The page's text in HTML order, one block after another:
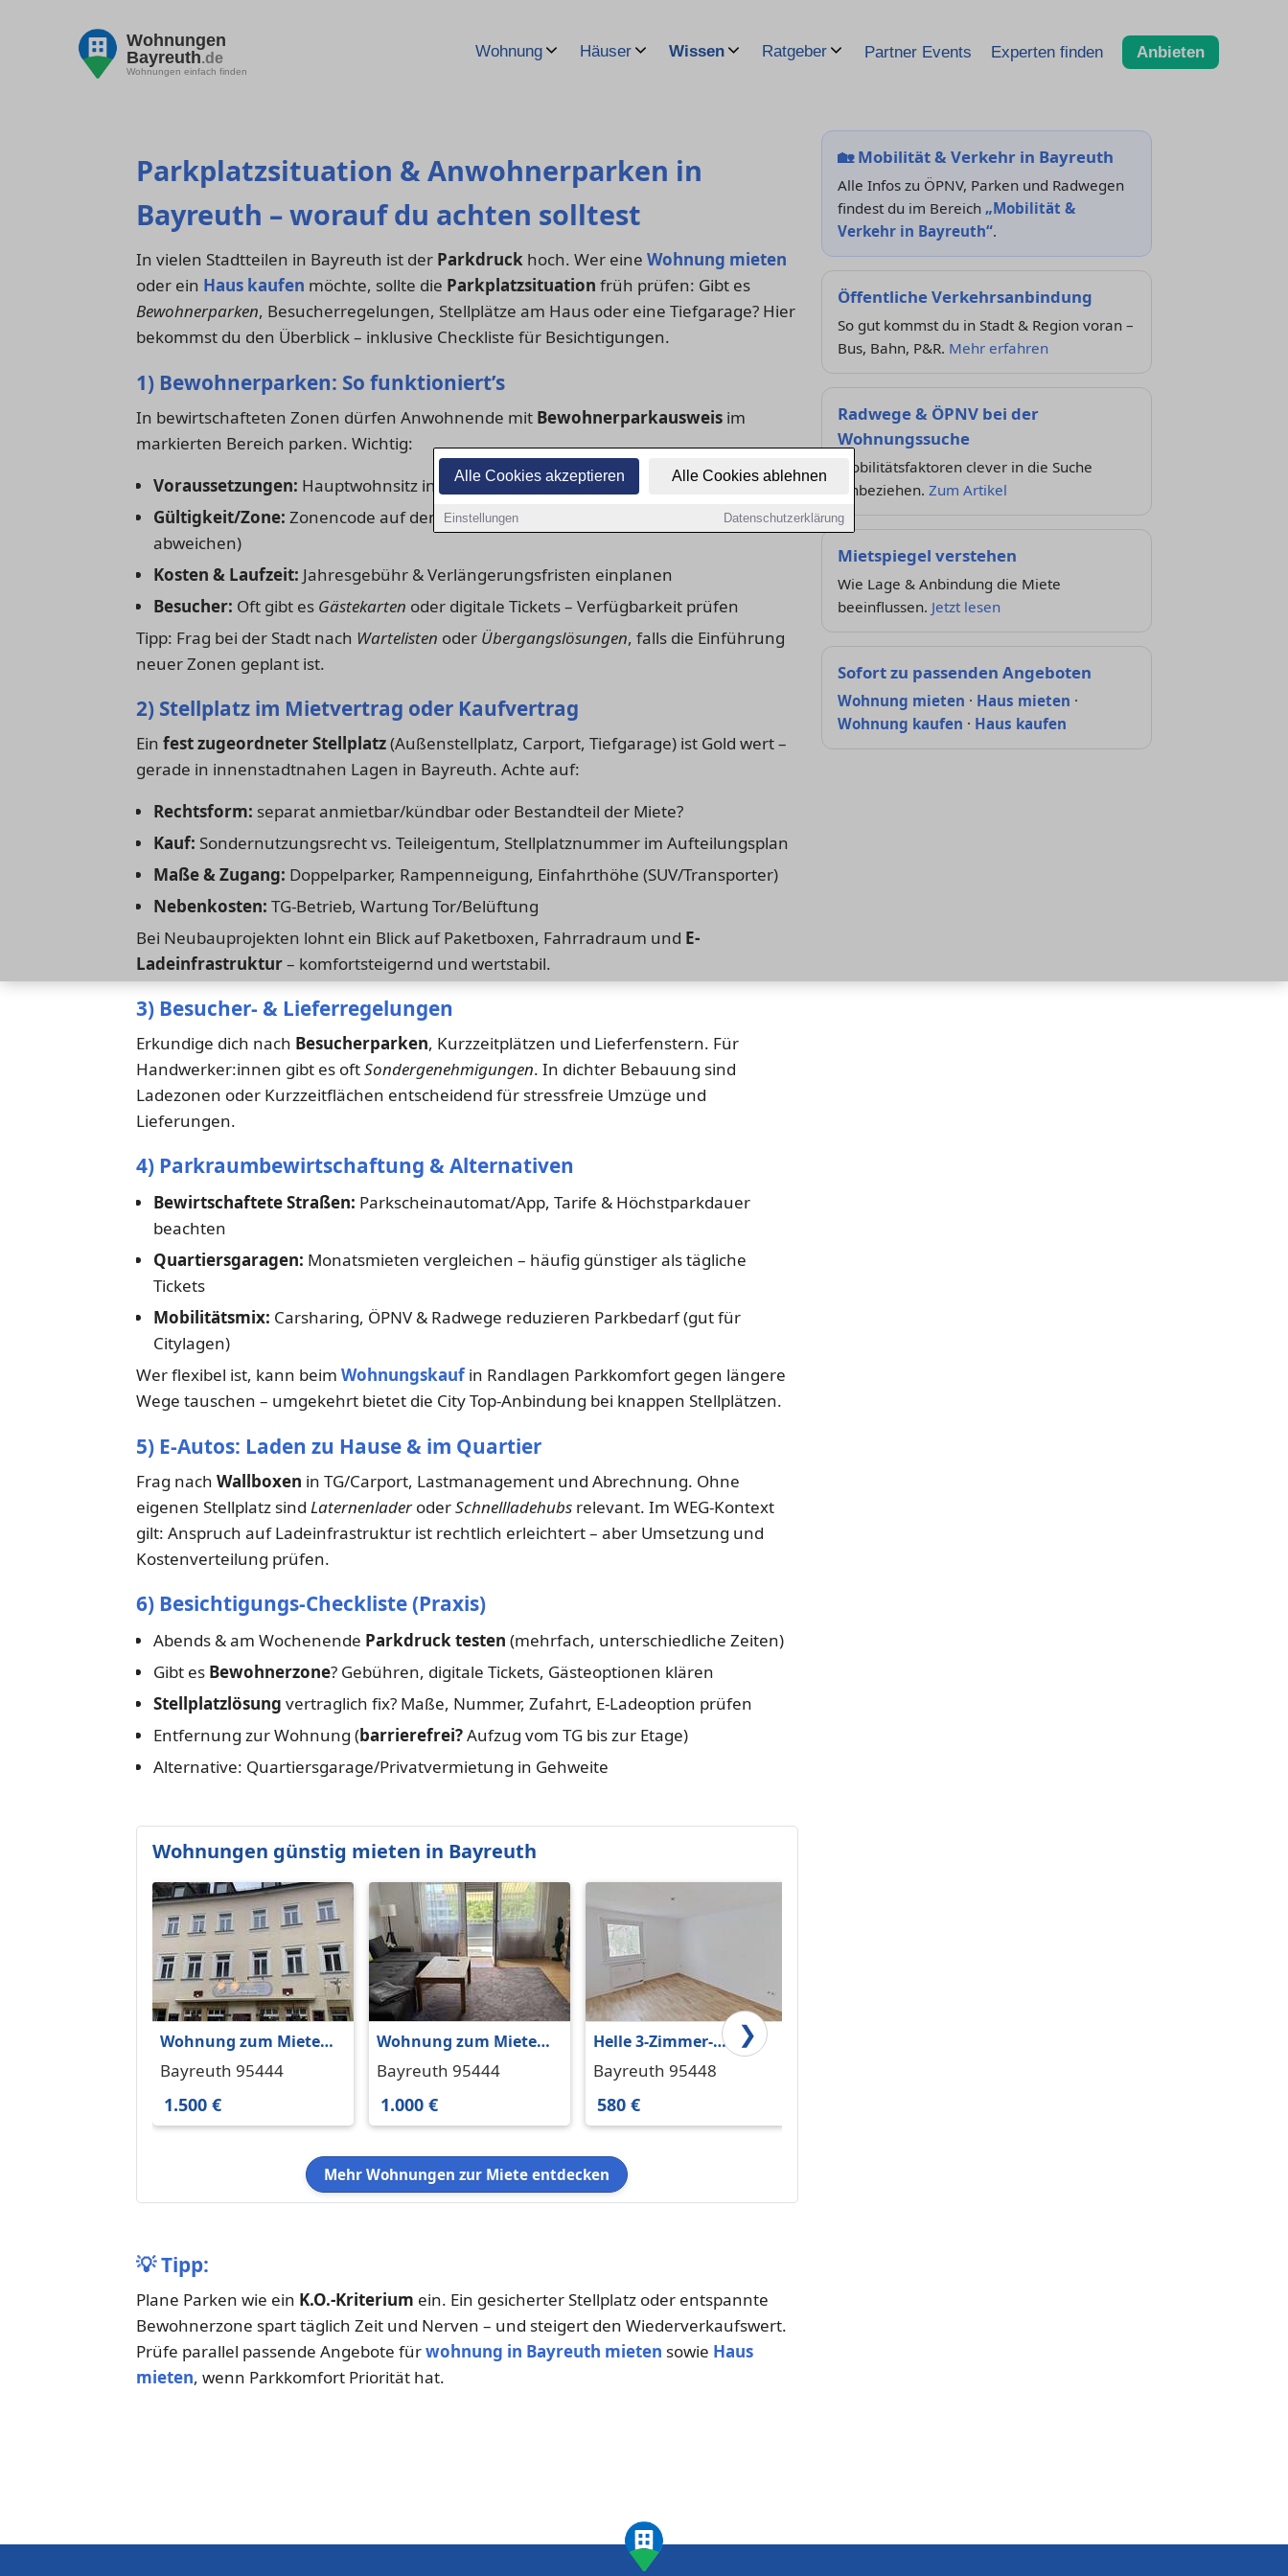
Alle Cookies akzeptieren Alle Cookies ablehnen
Einstellungen Datenschutzerklärung
Wohnungen
Bayreuth.de
Wohnungen einfach finden
Wohnung Häuser Wissen Ratgeber Partner Events Experten finden Anbieten
Parkplatzsituation & Anwohnerparken in
Bayreuth – worauf du achten solltest
In vielen Stadtteilen in Bayreuth ist der Parkdruck hoch. Wer eine Wohnung mieten
oder ein Haus kaufen möchte, sollte die Parkplatzsituation früh prüfen: Gibt es
Bewohnerparken, Besucherregelungen, Stellplätze am Haus oder eine Tiefgarage? Hier
bekommst du den Überblick – inklusive Checkliste für Besichtigungen.
1) Bewohnerparken: So funktioniert’s
In bewirtschafteten Zonen dürfen Anwohnende mit Bewohnerparkausweis im
markierten Bereich parken. Wichtig:
Voraussetzungen: Hauptwohnsitz in der Zone, Fahrzeug auf dich zugelassen
Gültigkeit/Zone: Zonencode auf dem Ausweis beachten (Teilstraßen können
abweichen)
Kosten & Laufzeit: Jahresgebühr & Verlängerungsfristen einplanen
Besucher: Oft gibt es Gästekarten oder digitale Tickets – Verfügbarkeit prüfen
Tipp: Frag bei der Stadt nach Wartelisten oder Übergangslösungen, falls die Einführung
neuer Zonen geplant ist.
2) Stellplatz im Mietvertrag oder Kaufvertrag
Ein fest zugeordneter Stellplatz(Außenstellplatz, Carport, Tiefgarage) ist Gold wert –
gerade in innenstadtnahen Lagen in Bayreuth. Achte auf:
Rechtsform: separat anmietbar/kündbar oder Bestandteil der Miete?
Kauf: Sondernutzungsrecht vs. Teileigentum, Stellplatznummer im Aufteilungsplan
Maße & Zugang: Doppelparker, Rampenneigung, Einfahrthöhe (SUV/Transporter)
Nebenkosten: TG-Betrieb, Wartung Tor/Belüftung
Bei Neubauprojekten lohnt ein Blick auf Paketboxen, Fahrradraum und E-
Ladeinfrastruktur– komfortsteigernd und wertstabil.
3) Besucher- & Lieferregelungen
Erkundige dich nach Besucherparken, Kurzzeitplätzen und Lieferfenstern. Für
Handwerker:innen gibt es oftSondergenehmigungen. In dichter Bebauung sind
Ladezonen oder Kurzzeitflächen entscheidend für stressfreie Umzüge und
Lieferungen.
4) Parkraumbewirtschaftung & Alternativen
Bewirtschaftete Straßen: Parkscheinautomat/App, Tarife & Höchstparkdauer
beachten
Quartiersgaragen: Monatsmieten vergleichen – häufig günstiger als tägliche
Tickets
Mobilitätsmix: Carsharing, ÖPNV & Radwege reduzieren Parkbedarf (gut für
Citylagen)
Wer flexibel ist, kann beim Wohnungskaufin Randlagen Parkkomfort gegen längere
Wege tauschen – umgekehrt bietet die City Top-Anbindung bei knappen Stellplätzen.
5) E-Autos: Laden zu Hause & im Quartier
Frag nach Wallboxen in TG/Carport, Lastmanagement und Abrechnung. Ohne
eigenen Stellplatz sind LaternenladeroderSchnellladehubs relevant. Im WEG-Kontext
gilt: Anspruch auf Ladeinfrastruktur ist rechtlich erleichtert – aber Umsetzung und
Kostenverteilung prüfen.
6) Besichtigungs-Checkliste (Praxis)
Abends & am Wochenende Parkdruck testen (mehrfach, unterschiedliche Zeiten)
Gibt es Bewohnerzone? Gebühren, digitale Tickets, Gästeoptionen klären
Stellplatzlösung vertraglich fix? Maße, Nummer, Zufahrt, E-Ladeoption prüfen
Entfernung zur Wohnung (barrierefrei?Aufzug vom TG bis zur Etage)
Alternative: Quartiersgarage/Privatvermietung in Gehweite
Wohnungen günstig mieten in Bayreuth
Wohnung zum Mieten
in Bayreuth 1.500 € 130
Bayreuth 95444
1.500 €
Wohnung zum Mieten
in Bayreuth 1.000 € 86
Bayreuth 95444
1.000 €
Helle 3-Zimmer-
Wohnung mit
Bayreuth 95448
580 €
❯
Mehr Wohnungen zur Miete entdecken
💡Tipp:
Plane Parken wie ein K.O.-Kriterium ein. Ein gesicherter Stellplatz oder entspannte
Bewohnerzone spart täglich Zeit und Nerven – und steigert den Wiederverkaufswert.
Prüfe parallel passende Angebote fürwohnung in Bayreuth mieten sowie Haus
mieten, wenn Parkkomfort Priorität hat.
🏡Mobilität & Verkehr in Bayreuth
Alle Infos zu ÖPNV, Parken und Radwegen
findest du im Bereich „Mobilität &
Verkehr in Bayreuth“.
Öffentliche Verkehrsanbindung
So gut kommst du in Stadt & Region voran –
Bus, Bahn, P&R. Mehr erfahren
Radwege & ÖPNV bei der
Wohnungssuche
Mobilitätsfaktoren clever in die Suche
einbeziehen. Zum Artikel
Mietspiegel verstehen
Wie Lage & Anbindung die Miete
beeinflussen. Jetzt lesen
Sofort zu passenden Angeboten
Wohnung mieten · Haus mieten ·
Wohnung kaufen · Haus kaufen